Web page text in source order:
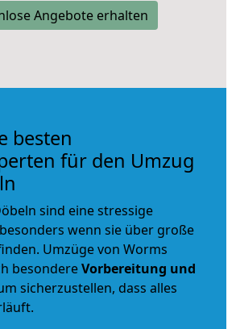
Angebote erhalten
besten
für den Umzug
sind eine stressige
wenn sie über große
Umzüge von Worms
besondereVorbereitung und
sicherzustellen, dass alles